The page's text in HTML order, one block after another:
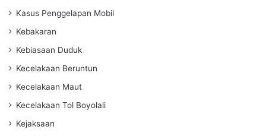
Kasus Penggelapan Mobil
Kebakaran
Kebiasaan Duduk
Kecelakaan Beruntun
Kecelakaan Maut
Kecelakaan Tol Boyolali
Kejaksaan